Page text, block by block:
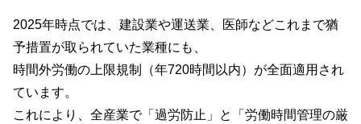
2025年時点では、建設業や運送業、医師などこれまで猶
予措置が取られていた業種にも、
時間外労働の上限規制（年720時間以内）が全面適用され
ています。
これにより、全産業で「過労防止」と「労働時間管理の厳